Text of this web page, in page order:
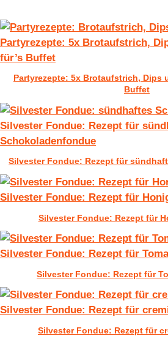
Partyrezepte: 5x Brotaufstrich,
für’s Buffet
Partyrezepte: 5x Brotaufstrich, Dips
Buffet
Silvester Fondue: Rezept für
Schokoladenfondue
Silvester Fondue: Rezept für
Silvester Fondue: Rezept für
Silvester Fondue: Rezept für
Silvester Fondue: Rezept für
Silvester Fondue: Rezept für
Silvester Fondue: Rezept für
Silvester Fondue: Rezept für